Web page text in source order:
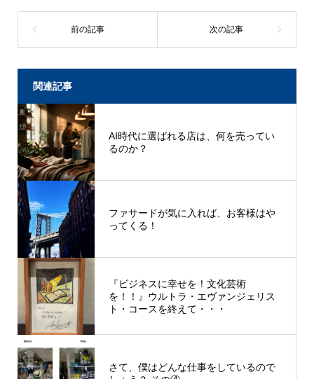
関連記事
AI時代に選ばれる店は、何を売ってい
るのか？
ファサードが気に入れば、お客様はや
ってくる！
『ビジネスに幸せを！文化芸術
を！！』ウルトラ・エヴァンジェリス
ト・コースを終えて・・・
さて、僕はどんな仕事をしているので